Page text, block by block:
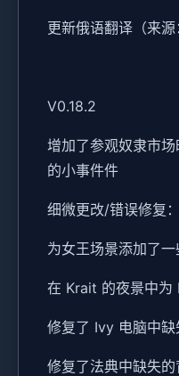
更新俄语翻译（来源
V0.18.2
增加了参观奴隶市
的小事件件
细微更改/错误修复：
为女王场景添加了
在 Krait 的夜景中为
修复了 Ivy 电脑中缺
修复了法典中缺失的